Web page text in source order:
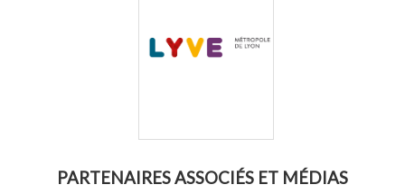
PARTENAIRES ASSOCIÉS ET MÉDIAS